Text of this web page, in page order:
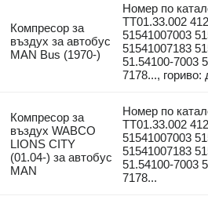
Компресор за
въздух за автобус
MAN Bus (1970-)
Номер по
TT01.33.002
51541007003
51541007183
51.54100-7003
7178..., гориво:
Компресор за
въздух WABCO
LIONS CITY
(01.04-) за автобус
MAN
Номер по
TT01.33.002
51541007003
51541007183
51.54100-7003
7178...